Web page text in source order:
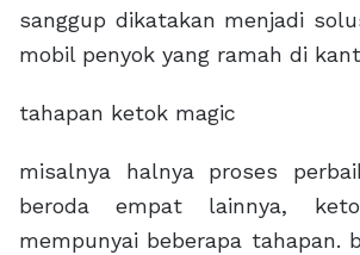
sanggup dikatakan menjadi
mobil penyok yang ramah di
tahapan ketok magic
misalnya halnya proses
beroda empat lainnya,
mempunyai beberapa tahapan.